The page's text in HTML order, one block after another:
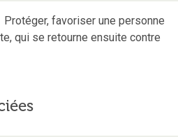
Protéger, favoriser une personne
qui se retourne ensuite contre